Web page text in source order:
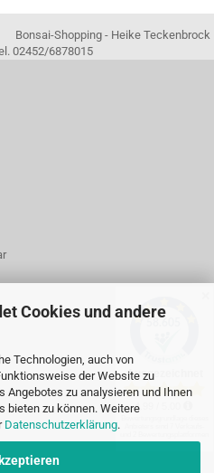
Cookies und andere
Technologien, auch von
der Website zu
Angebotes zu analysieren und Ihnen
bieten zu können. Weitere
Datenschutzerklärung.
Heike Teckenbrock
02452/6878015